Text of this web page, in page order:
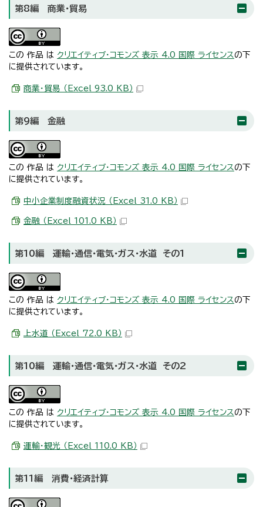
第8編 商業・貿易
この 作品 は クリエイティブ・コモンズ 表示 4.0 国際 ライセンス の下
に提供されています。
商業・貿易 （Excel 93.0 KB）
第9編 金融
この 作品 は クリエイティブ・コモンズ 表示 4.0 国際 ライセンス の下
に提供されています。
中小企業制度融資状況 （Excel 31.0 KB）
金融 （Excel 101.0 KB）
第10編 運輸・通信・電気・ガス・水道 その1
この 作品 は クリエイティブ・コモンズ 表示 4.0 国際 ライセンス の下
に提供されています。
上水道 （Excel 72.0 KB）
第10編 運輸・通信・電気・ガス・水道 その2
この 作品 は クリエイティブ・コモンズ 表示 4.0 国際 ライセンス の下
に提供されています。
運輸・観光 （Excel 110.0 KB）
第11編 消費・経済計算